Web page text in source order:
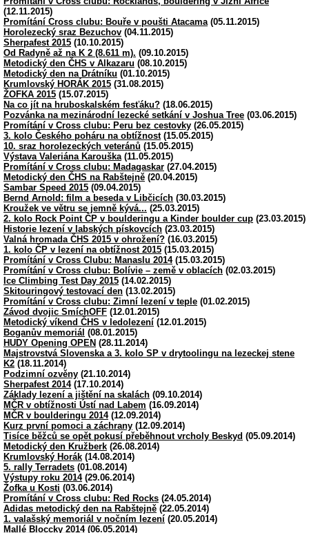
(12.11.2015)
Promítání Cross clubu: Bouře v poušti Atacama(05.11.2015)
Horolezecký sraz Bezuchov (04.11.2015)
Sherpafest 2015 (10.10.2015)
Od Radyně až na K 2 (8.611 m). (09.10.2015)
Metodický den ČHS v Alkazaru (08.10.2015)
Metodický den na Drátníku (01.10.2015)
Krumlovský HORÁK 2015 (31.08.2015)
ŽOFKA 2015 (15.07.2015)
Na co jít na hruboskalském fesťáku? (18.06.2015)
Pozvánka na mezinárodní lezecké setkání v Joshua Tree (03.06.2015)
Promítání v Cross clubu: Peru bez cestovky (26.05.2015)
3. kolo Českého poháru na obtížnost(15.05.2015)
10. sraz horolezeckých veteránů (15.05.2015)
Výstava Valeriána Karouška(11.05.2015)
Promítání v Cross clubu: Madagaskar (27.04.2015)
Metodický den ČHS na Rabštejně (20.04.2015)
Sambar Speed 2015 (09.04.2015)
Bernd Arnold: film a beseda v Libčicích (30.03.2015)
Kroužek ve větru se jemně kývá... (25.03.2015)
2. kolo Rock Point ČP v boulderingu a Kinder boulder cup (23.03.2015)
Historie lezení v labských pískovcích (23.03.2015)
Valná hromada ČHS 2015 v ohrožení? (16.03.2015)
1. kolo ČP v lezení na obtížnost 2015 (15.03.2015)
Promítání v Cross Clubu: Manaslu 2014(15.03.2015)
Promítání v Cross clubu: Bolívie – země v oblacích (02.03.2015)
Ice Climbing Test Day 2015 (14.02.2015)
Skitouringový testovací den (13.02.2015)
Promítání v Cross clubu: Zimní lezení v teple (01.02.2015)
Závod dvojic SmíchOFF (12.01.2015)
Metodický víkend ČHS v ledolezení (12.01.2015)
Boganův memoriál (08.01.2015)
HUDY Opening OPEN (28.11.2014)
Majstrovstvá Slovenska a 3. kolo SP v drytoolingu na lezeckej stene
K2 (18.11.2014)
Podzimní ozvěny (21.10.2014)
Sherpafest 2014(17.10.2014)
Základy lezení a jištění na skalách (09.10.2014)
MČR v obtížnosti Ústí nad Labem (16.09.2014)
MČR v boulderingu 2014(12.09.2014)
Kurz první pomoci a záchrany (12.09.2014)
Tisíce běžců se opět pokusí přeběhnout vrcholy Beskyd (05.09.2014)
Metodický den Kružberk (26.08.2014)
Krumlovský Horák (14.08.2014)
5. rally Terradets (01.08.2014)
Výstupy roku 2014(29.06.2014)
Žofka u Kosti (03.06.2014)
Promítání v Cross clubu: Red Rocks (24.05.2014)
Adidas metodický den na Rabštejně (22.05.2014)
1. valašský memoriál v nočním lezení (20.05.2014)
Mallé Bloccky 2014(06.05.2014)